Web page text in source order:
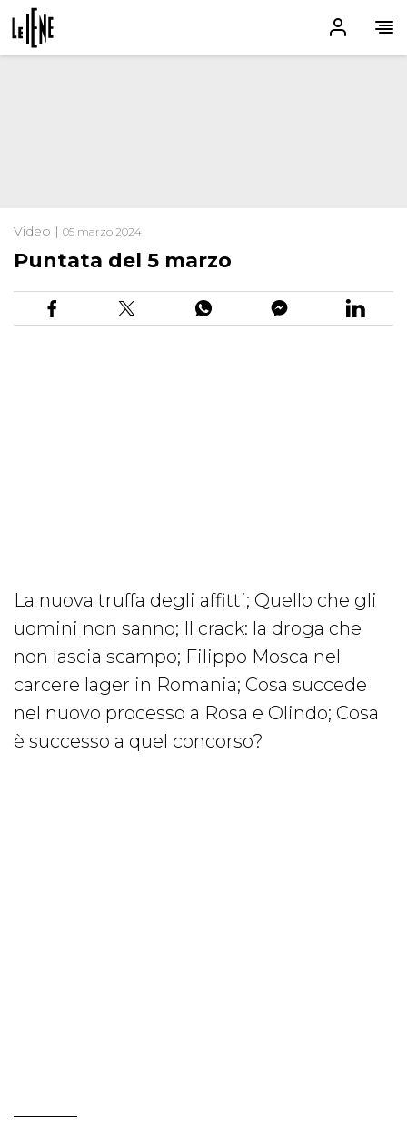
Video | 05 marzo 2024
Puntata del 5 marzo
La nuova truffa degli affitti; Quello che gli
uomini non sanno; Il crack: la droga che
non lascia scampo; Filippo Mosca nel
carcere lager in Romania; Cosa succede
nel nuovo processo a Rosa e Olindo; Cosa
è successo a quel concorso?